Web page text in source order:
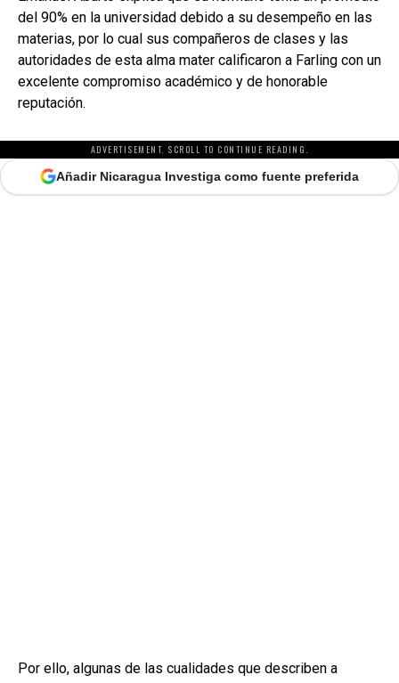
del 90% en la universidad debido a su desempeño en las
materias, por lo cual sus compañeros de clases y las
autoridades de esta alma mater calificaron a Farling con un
excelente compromiso académico y de honorable
reputación.
ADVERTISEMENT. SCROLL TO CONTINUE READING.
Añadir Nicaragua Investiga como fuente preferida
Por ello, algunas de las cualidades que describen a